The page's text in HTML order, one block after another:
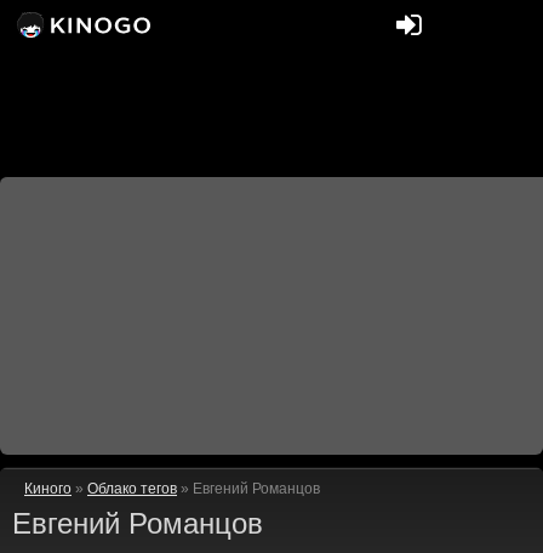
Киного » Облако тегов » Евгений Романцов
Евгений Романцов